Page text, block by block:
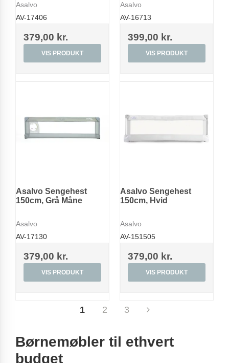
Asalvo
AV-17406
379,00 kr.
VIS PRODUKT
Asalvo
AV-16713
399,00 kr.
VIS PRODUKT
Asalvo Sengehest
150cm, Grå Måne
Asalvo
AV-17130
379,00 kr.
VIS PRODUKT
Asalvo Sengehest
150cm, Hvid
Asalvo
AV-151505
379,00 kr.
VIS PRODUKT
1 2 3
Børnemøbler til ethvert
budget